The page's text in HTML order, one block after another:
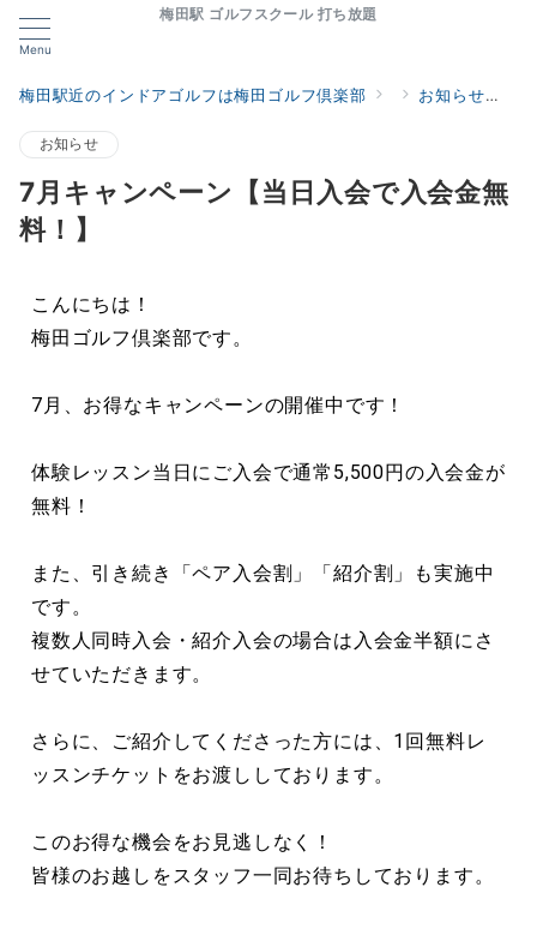
Menu
梅田駅 ゴルフスクール 打ち放題
梅田駅近のインドアゴルフは梅田ゴルフ倶楽部 お知らせ
お知らせ
7月キャンペーン【当日入会で入会金無
料！】
こんにちは！
梅田ゴルフ倶楽部です。
7月、お得なキャンペーンの開催中です！
体験レッスン当日にご入会で通常5,500円の入会金が
無料！
また、引き続き「ペア入会割」「紹介割」も実施中
です。
複数人同時入会・紹介入会の場合は入会金半額にさ
せていただきます。
さらに、ご紹介してくださった方には、1回無料レ
ッスンチケットをお渡ししております。
このお得な機会をお見逃しなく！
皆様のお越しをスタッフ一同お待ちしております。